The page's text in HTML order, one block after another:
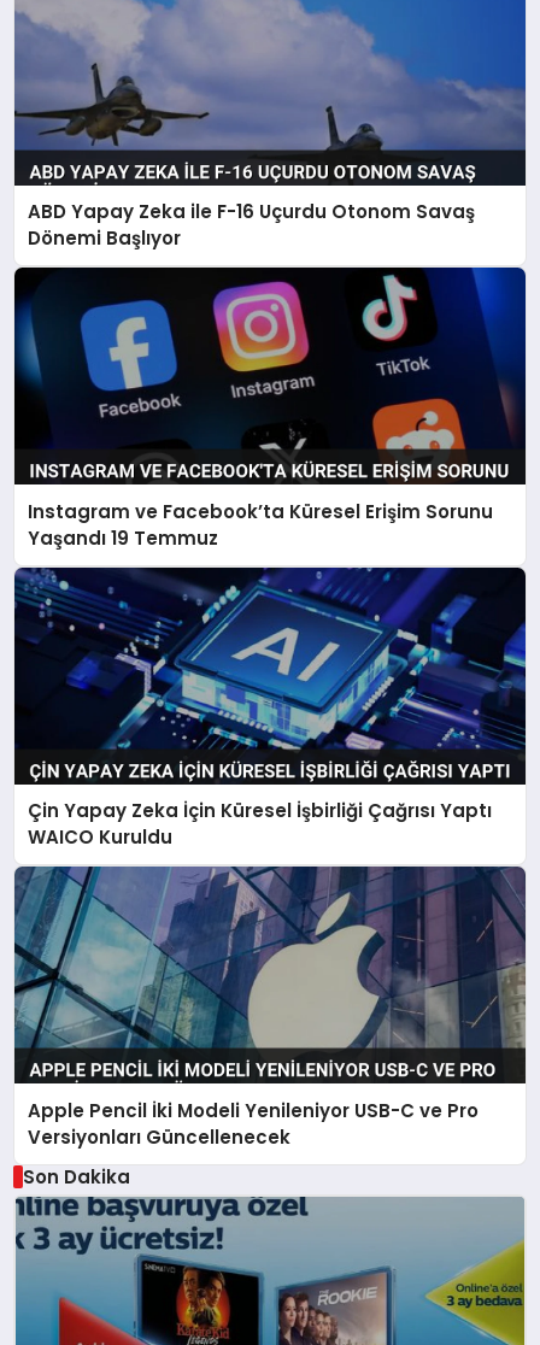
ABD Yapay Zeka ile F-16 Uçurdu Otonom Savaş
Dönemi Başlıyor
Instagram ve Facebook’ta Küresel Erişim Sorunu
Yaşandı 19 Temmuz
Çin Yapay Zeka İçin Küresel İşbirliği Çağrısı Yaptı
WAICO Kuruldu
Apple Pencil İki Modeli Yenileniyor USB-C ve Pro
Versiyonları Güncellenecek
Son Dakika